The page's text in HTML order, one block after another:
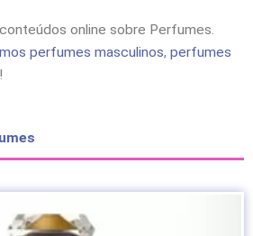
online sobre Perfumes.
perfumes masculinos, perfumes